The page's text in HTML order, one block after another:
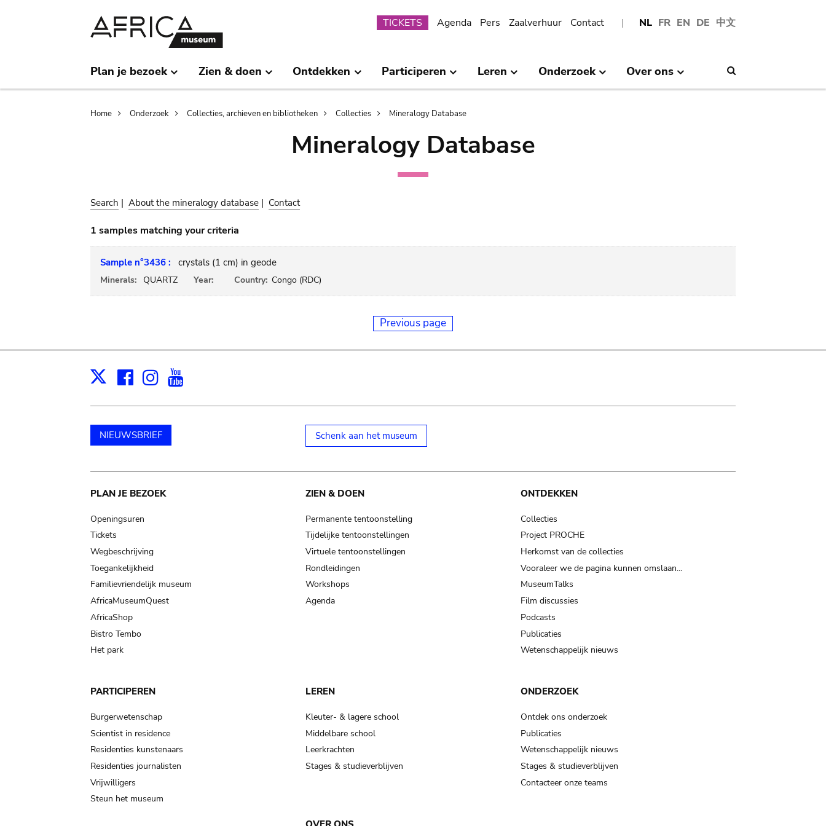
NL FR EN DE 中文
Submenu
TICKETS Agenda Pers Zaalverhuur Contact
Plan je bezoek Zien & doen Ontdekken Participeren Leren Onderzoek Over ons
Breadcrumb
Home Onderzoek Collecties, archieven en bibliotheken Collecties Mineralogy Database
Mineralogy Database
Search | About the mineralogy database | Contact
1 samples matching your criteria
Sample n°3436 : crystals (1 cm) in geode
Minerals: QUARTZ Year: Country: Congo (RDC)
Previous page
X Facebook
Instagram
NIEUWSBRIEF Schenk aan het museum
Main
navigation
PLAN JE BEZOEK
Openingsuren
Tickets
Wegbeschrijving
Toegankelijkheid
Familievriendelijk museum
AfricaMuseumQuest
AfricaShop
Bistro Tembo
Het park
ZIEN & DOEN
Permanente tentoonstelling
Tijdelijke tentoonstellingen
Virtuele tentoonstellingen
Rondleidingen
Workshops
Agenda
ONTDEKKEN
Collecties
Project PROCHE
Herkomst van de collecties
Vooraleer we de pagina kunnen omslaan…
MuseumTalks
Film discussies
Podcasts
Publicaties
Wetenschappelijk nieuws
PARTICIPEREN
Burgerwetenschap
Scientist in residence
Residenties kunstenaars
Residenties journalisten
Vrijwilligers
Steun het museum
LEREN
Kleuter- & lagere school
Middelbare school
Leerkrachten
Stages & studieverblijven
ONDERZOEK
Ontdek ons onderzoek
Publicaties
Wetenschappelijk nieuws
Stages & studieverblijven
Contacteer onze teams